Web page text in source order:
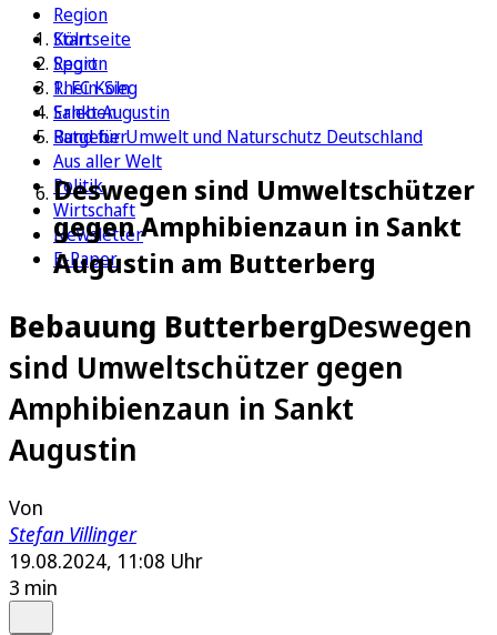
Region
Köln
Sport
1. FC Köln
Erleben
Ratgeber
Aus aller Welt
Politik
Wirtschaft
Newsletter
E-Paper
Startseite
Region
Rhein-Sieg
Sankt Augustin
Bund für Umwelt und Naturschutz Deutschland
Deswegen sind Umweltschützer
gegen Amphibienzaun in Sankt
Augustin am Butterberg
Bebauung ButterbergDeswegen
sind Umweltschützer gegen
Amphibienzaun in Sankt
Augustin
Von
Stefan Villinger
19.08.2024, 11:08 Uhr
3 min